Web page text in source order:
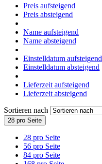
Preis aufsteigend
Preis absteigend
Name aufsteigend
Name absteigend
Einstelldatum aufsteigend
Einstelldatum absteigend
Lieferzeit aufsteigend
Lieferzeit absteigend
Sortieren nach
28 pro Seite
28 pro Seite
56 pro Seite
84 pro Seite